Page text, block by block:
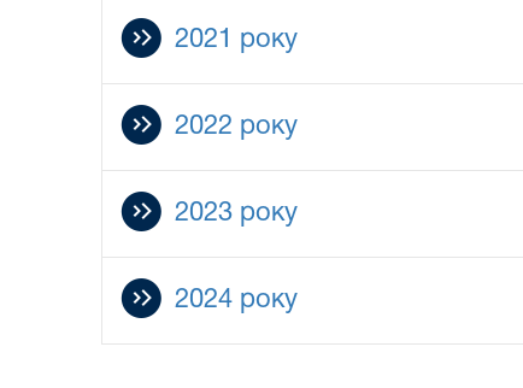
2021 року
2022 року
2023 року
2024 року